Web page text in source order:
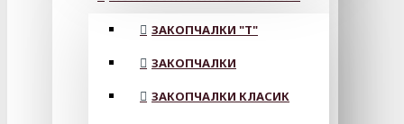
ЗАКОПЧАЛКИ "Т"
ЗАКОПЧАЛКИ
ЗАКОПЧАЛКИ КЛАСИК